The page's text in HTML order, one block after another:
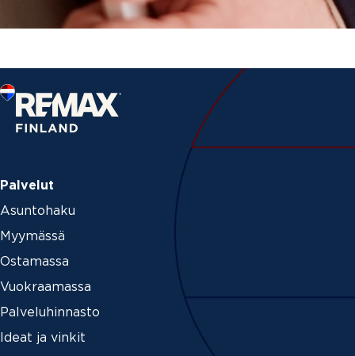
Palvelut
Asuntohaku
Myymässä
Ostamassa
Vuokraamassa
Palveluhinnasto
Ideat ja vinkit